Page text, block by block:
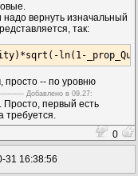
надо вернуть изначальный
так:
) *sqrt (-ln( 1-
просто -- по уровню
Дoбавленo в 09.27:
Просто, первый есть
требуется.
0
31 16:38:56